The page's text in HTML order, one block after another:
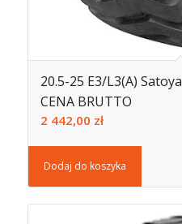
20.5-25 E3/L3(A) Satoya
CENA BRUTTO
2 442,00 zł
Dodaj do koszyka